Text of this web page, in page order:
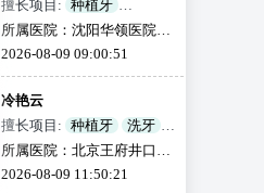
擅长项目: 种植牙
根管治疗
补牙
所属医院：沈阳华领医院口
腔科
2026-08-09 09:00:51
冷艳云
擅长项目: 种植牙
洗牙
牙齿矫正
烤瓷牙
补牙
全瓷牙
活动义齿
所属医院：北京王府井口腔
门诊部
2026-08-09 11:50:21